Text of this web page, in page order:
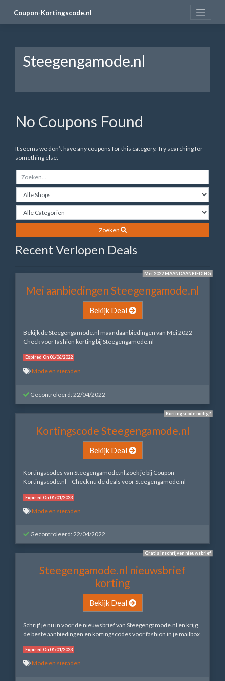
Coupon-Kortingscode.nl
Steegengamode.nl
No Coupons Found
It seems we don’t have any coupons for this category. Try searching for
something else.
Zoeken
Recent Verlopen Deals
Mei 2022 MAANDAANBIEDING
Mei aanbiedingen Steegengamode.nl
Bekijk Deal
Bekijk de Steegengamode.nl maandaanbiedingen van Mei 2022 –
Check voor fashion korting bij Steegengamode.nl
Expired On 01/06/2022
Mode en sieraden
Gecontroleerd: 22/04/2022
Kortingscode nodig?
Kortingscode Steegengamode.nl
Bekijk Deal
Kortingscodes van Steegengamode.nl zoek je bij Coupon-
Kortingscode.nl – Check nu de deals voor Steegengamode.nl
Expired On 01/01/2023
Mode en sieraden
Gecontroleerd: 22/04/2022
Gratis inschrijven nieuwsbrief
Steegengamode.nl nieuwsbrief
korting
Bekijk Deal
Schrijf je nu in voor de nieuwsbrief van Steegengamode.nl en krijg
de beste aanbiedingen en kortingscodes voor fashion in je mailbox
Expired On 01/01/2023
Mode en sieraden